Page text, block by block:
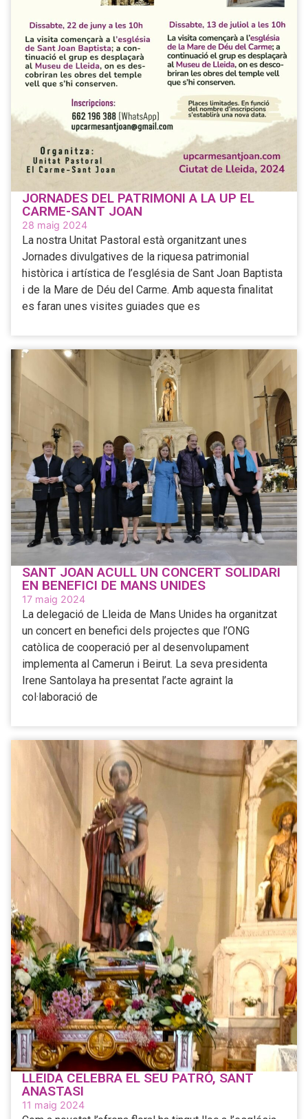
JORNADES DEL PATRIMONI A LA UP EL
CARME-SANT JOAN
28 maig 2024
La nostra Unitat Pastoral està organitzant unes
Jornades divulgatives de la riquesa patrimonial
històrica i artística de l’església de Sant Joan Baptista
i de la Mare de Déu del Carme. Amb aquesta finalitat
es faran unes visites guiades que es
SANT JOAN ACULL UN CONCERT SOLIDARI
EN BENEFICI DE MANS UNIDES
17 maig 2024
La delegació de Lleida de Mans Unides ha organitzat
un concert en benefici dels projectes que l’ONG
catòlica de cooperació per al desenvolupament
implementa al Camerun i Beirut. La seva presidenta
Irene Santolaya ha presentat l’acte agraint la
col·laboració de
LLEIDA CELEBRA EL SEU PATRÓ, SANT
ANASTASI
11 maig 2024